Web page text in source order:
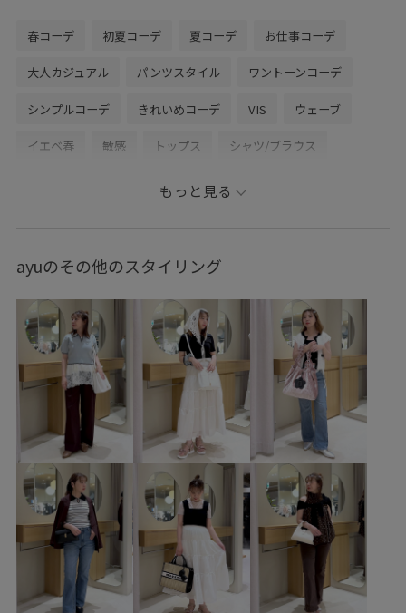
春コーデ 初夏コーデ 夏コーデ お仕事コーデ
大人カジュアル パンツスタイル ワントーンコーデ
シンプルコーデ きれいめコーデ VIS ウェーブ
イエベ春 敏感 トップス シャツ/ブラウス
テーラードジャケット
BVA16010 BVH36110 BVS36100
Ssize_akisuda Tシャツ VIS_2026SS_POLO
VIS_2026SS_POLO2 VIS_26SS vis_26ssbag
vis_26ss_summertops vis_br31 VIS_ceremony_2026
VIS_hotbeauty_styling vis_okazakisae_june
vis_okazakisae_may vis_pickuppants vis_shikanoma
VIS_smallsize Wpickup_items Wshoes_pickup
お手入れしやすい お気に入りアイテム_pickup
きちんと感 きれいに見える さらりとした
もっと見る
ayuのその他のスタイリング